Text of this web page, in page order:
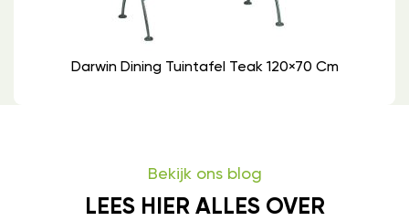
Darwin Dining Tuintafel Teak 120×70 Cm
Bekijk ons blog
LEES HIER ALLES OVER